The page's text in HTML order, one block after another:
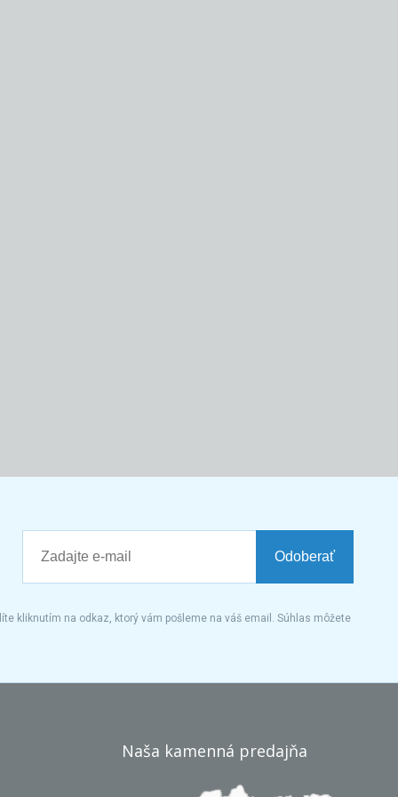
Odoberať
kliknutím na odkaz, ktorý vám pošleme na váš email. Súhlas môžete
Naša kamenná predajňa